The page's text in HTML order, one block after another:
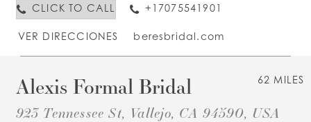
CLICK TO CALL
+17075541901
VER DIRECCIONES beresbridal.com
62 MILES
Alexis Formal Bridal
923 Tennessee St, Vallejo, CA 94590, USA